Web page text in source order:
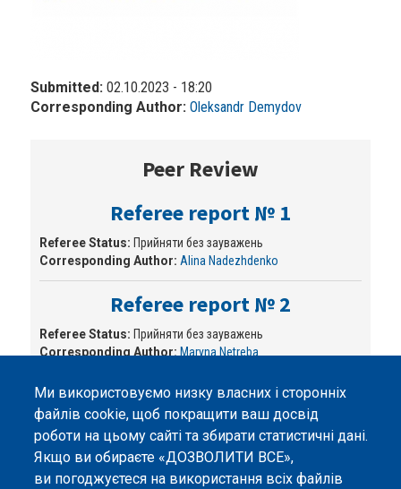
Submitted: 02.10.2023 - 18:20
Corresponding Author: Oleksandr Demydov
Peer Review
Referee report № 1
Referee Status: Прийняти без зауважень
Corresponding Author: Alina Nadezhdenko
Referee report № 2
Referee Status: Прийняти без зауважень
Corresponding Author: Maryna Netreba
Ми використовуємо низку власних і сторонніх
файлів cookie, щоб покращити ваш досвід
роботи на цьому сайті та збирати статистичні дані.
Якщо ви обираєте «ДОЗВОЛИТИ ВСЕ»,
ви погоджуєтеся на використання всіх файлів